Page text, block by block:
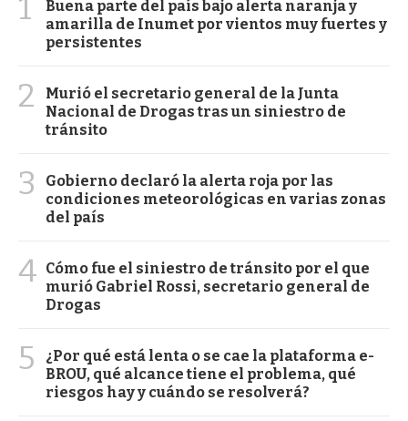
1
Buena parte del país bajo alerta naranja y
amarilla de Inumet por vientos muy fuertes y
persistentes
2
Murió el secretario general de la Junta
Nacional de Drogas tras un siniestro de
tránsito
3
Gobierno declaró la alerta roja por las
condiciones meteorológicas en varias zonas
del país
4 Cómo fue el siniestro de tránsito por el que
murió Gabriel Rossi, secretario general de
Drogas
5
¿Por qué está lenta o se cae la plataforma e-
BROU, qué alcance tiene el problema, qué
riesgos hay y cuándo se resolverá?